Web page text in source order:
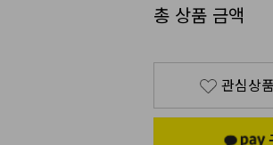
총 상품 금액
관심상